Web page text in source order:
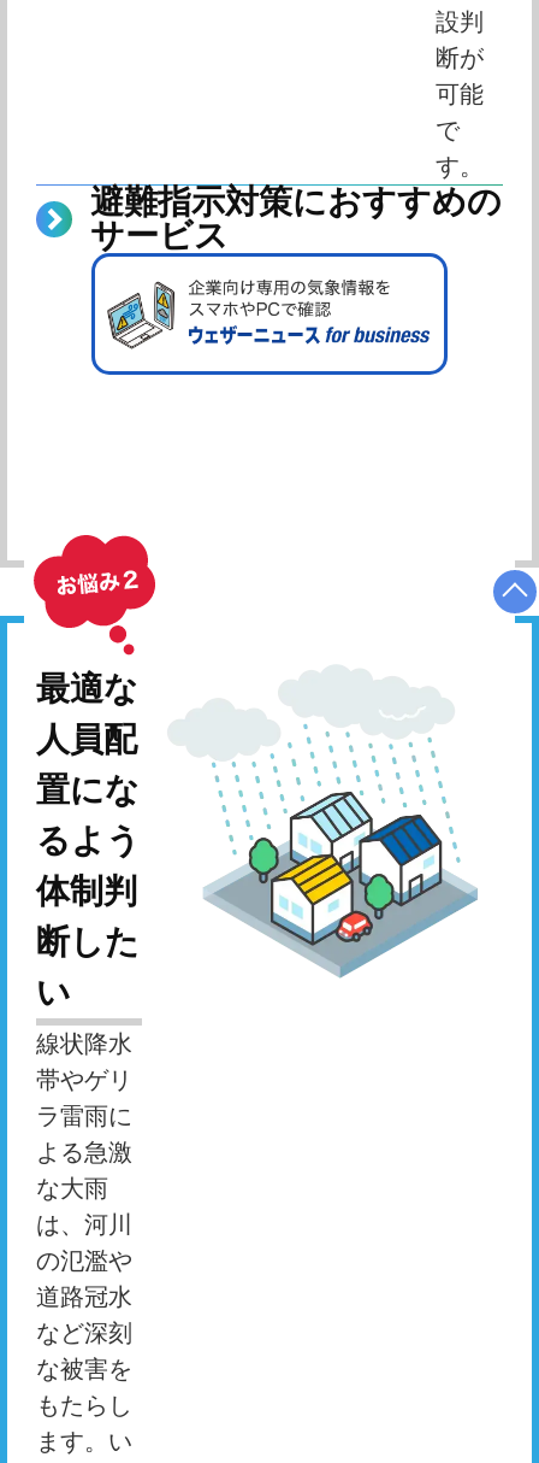
設判
断が
可能
で
す。
避難指示対策におすすめの
サービス
最適な
人員配
置にな
るよう
体制判
断した
い
線状降水
帯やゲリ
ラ雷雨に
よる急激
な大雨
は、河川
の氾濫や
道路冠水
など深刻
な被害を
もたらし
ます。い